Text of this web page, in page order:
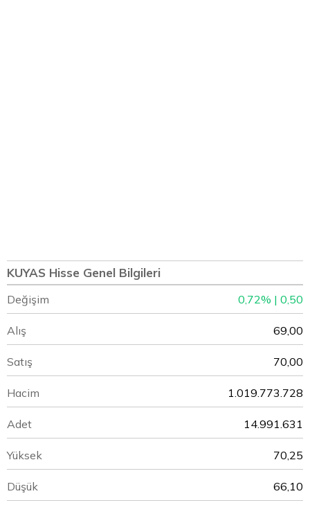
KUYAS Hisse Genel Bilgileri
Değişim 0,72% | 0,50
Alış 69,00
Satış 70,00
Hacim 1.019.773.728
Adet 14.991.631
Yüksek 70,25
Düşük 66,10